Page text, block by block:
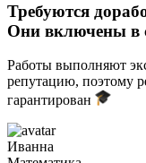
Требуются
Они включены в
Работы выполняют
репутацию, поэтому
гарантирован
Иванна